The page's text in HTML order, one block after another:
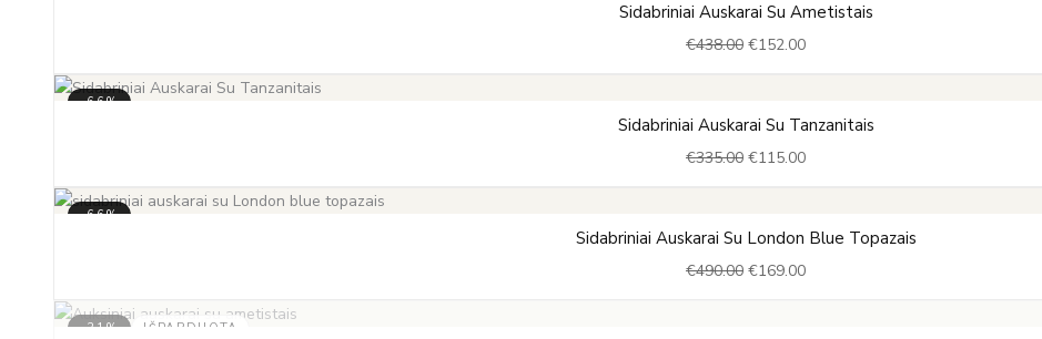
Sidabriniai Auskarai Su Ametistais
€438.00
price
was:
€152.00
price
is:
-66%
Sidabriniai Auskarai Su Tanzanitais
€335.00
price
was:
€115.00
price
is:
-66%
Sidabriniai Auskarai Su London Blue Topazais
€490.00
price
was:
€169.00
price
is:
-31% IŠPARDUOTA